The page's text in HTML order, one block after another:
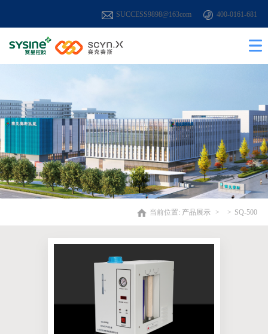
SUCCESS9898@163com 400-0161-681
当前位置: 产品展示 SQ-500